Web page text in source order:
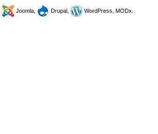
Joomla, Drupal, WordPress, MODx.